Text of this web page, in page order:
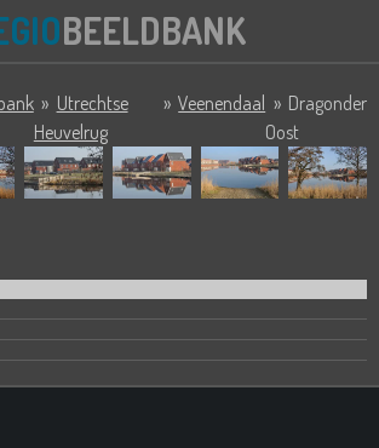
BEELDBANK
» Utrechtse
Heuvelrug
» Veenendaal » Dragonder
Oost